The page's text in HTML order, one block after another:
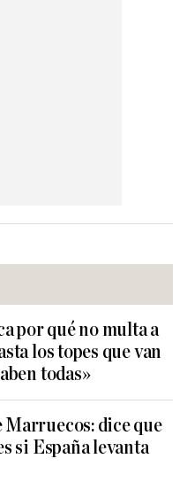
por qué no multa a
los topes que van
todas»
Marruecos: dice que
si España levanta